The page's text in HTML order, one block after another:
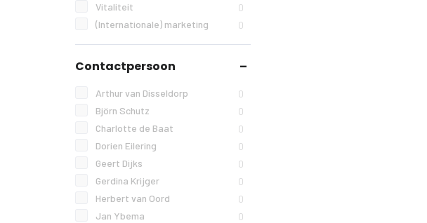
Vitaliteit 0
(Internationale) marketing 0
Contactpersoon
Arthur van Disseldorp 0
Björn Schutz 0
Charlotte de Baat 0
Dorien Eilering 0
Geert Dijks 0
Gerdina Krijger 0
Herbert van Oord 0
Jan Ybema 0